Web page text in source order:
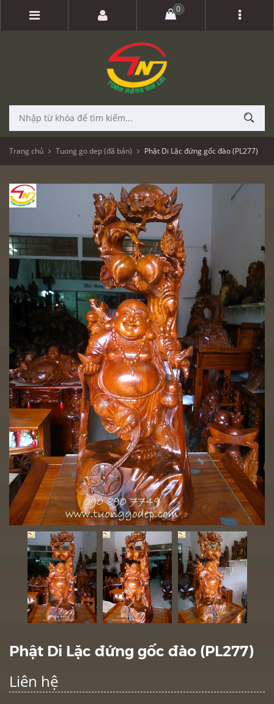
0
Trang chủ Tuong go dep (đã bán) Phật Di Lặc đứng gốc đào (PL277)
Phật Di Lặc đứng gốc đào (PL277)
Liên hệ